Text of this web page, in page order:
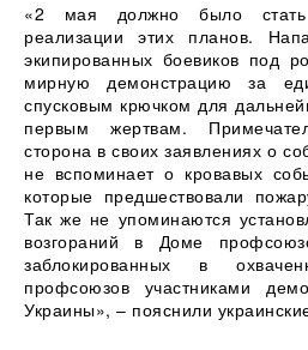
«2 мая должно было
реализации этих планов.
экипированных боевиков под
мирную демонстрацию за
спусковым крючком для
первым жертвам.
сторона в своих заявлениях о
не вспоминает о кровавых
которые предшествовали
Так же не упоминаются
возгораний в Доме
заблокированных в
профсоюзов участниками
Украины», – пояснили